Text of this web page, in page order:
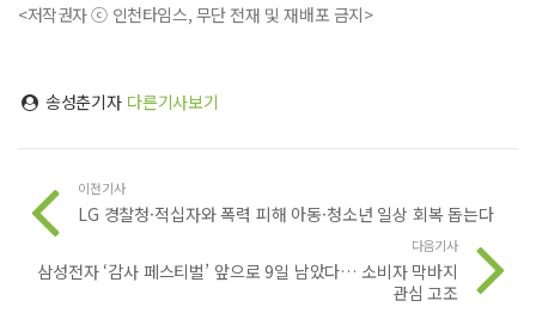
<저작권자 ⓒ 인천타임스, 무단 전재 및 재배포 금지>
송성춘기자 다른기사보기
이전기사
LG 경찰청·적십자와 폭력 피해 아동·청소년 일상 회복 돕는다
다음기사
삼성전자 ‘감사 페스티벌’ 앞으로 9일 남았다… 소비자 막바지
관심 고조